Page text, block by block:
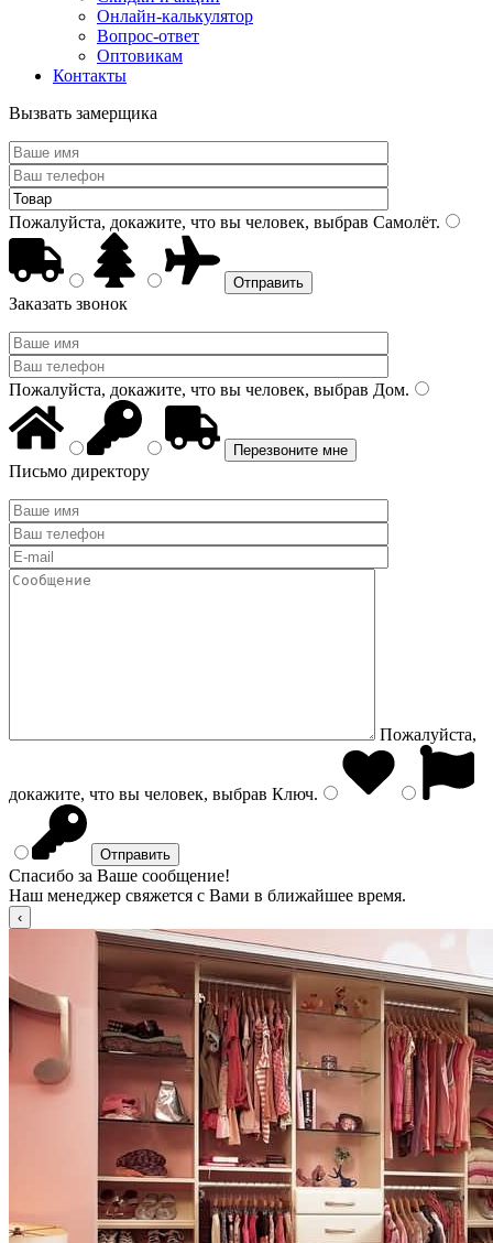
Онлайн-калькулятор
Вопрос-ответ
Оптовикам
Контакты
Вызвать замерщика
Пожалуйста, докажите, что вы человек, выбрав Самолёт.
Заказать звонок
Пожалуйста, докажите, что вы человек, выбрав Дом.
Письмо директору
Пожалуйста,
докажите, что вы человек, выбрав Ключ.
Спасибо за Ваше сообщение!
Наш менеджер свяжется с Вами в ближайшее время.